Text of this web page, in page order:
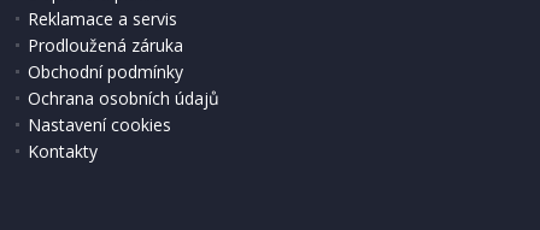
Reklamace a servis
Prodloužená záruka
Obchodní podmínky
Ochrana osobních údajů
Nastavení cookies
Kontakty